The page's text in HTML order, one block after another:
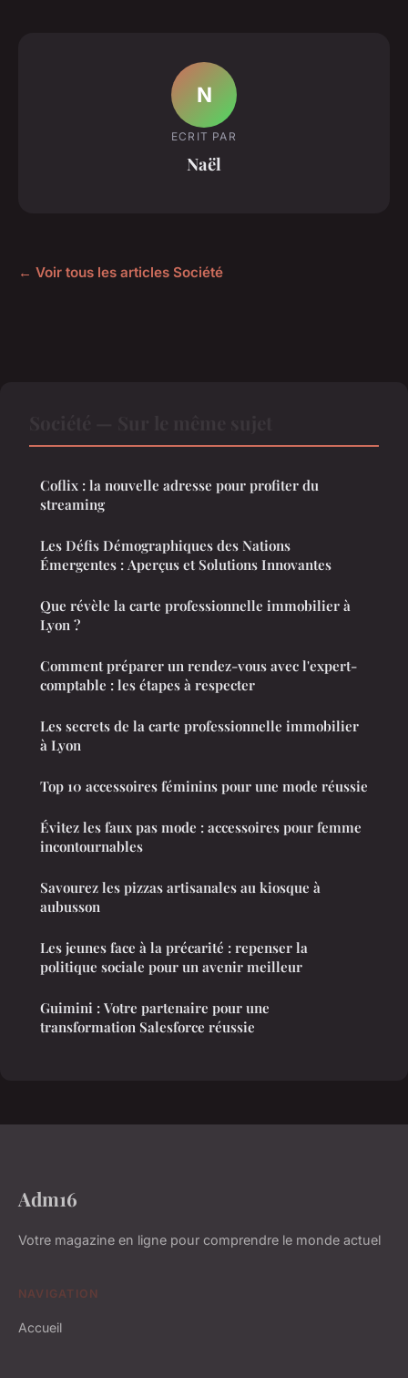
N
ECRIT PAR
Naël
← Voir tous les articles Société
Coflix : la nouvelle adresse pour profiter du
streaming
Les Défis Démographiques des Nations
Émergentes : Aperçus et Solutions Innovantes
Que révèle la carte professionnelle immobilier à
Lyon ?
Comment préparer un rendez-vous avec l'expert-
comptable : les étapes à respecter
Les secrets de la carte professionnelle immobilier
à Lyon
Top 10 accessoires féminins pour une mode réussie
Évitez les faux pas mode : accessoires pour femme
incontournables
Savourez les pizzas artisanales au kiosque à
aubusson
Les jeunes face à la précarité : repenser la
politique sociale pour un avenir meilleur
Guimini : Votre partenaire pour une
transformation Salesforce réussie
Adm16
Votre magazine en ligne pour comprendre le monde actuel
NAVIGATION
Accueil